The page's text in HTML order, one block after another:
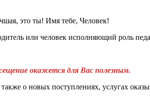
это ты! Имя тебе, Человек!
или человек исполняющий роль
окажется для Вас полезным.
о новых поступлениях, услугах